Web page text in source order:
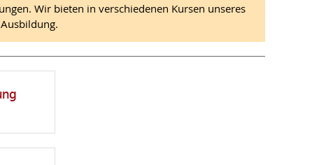
Wir bieten in verschiedenen Kursen unseres